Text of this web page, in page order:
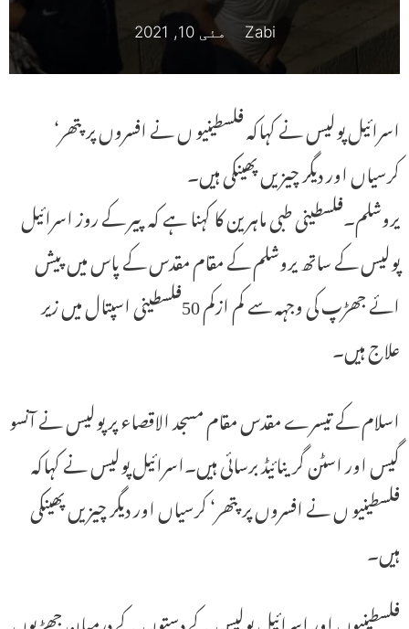
Zabi مئی 10, 2021
اسرائیل پولیس نے کہاکہ فلسطینیو ں نے افسروں پر پتھر‘
کرسیاں اور دیگر چیزیں پھینکی ہیں۔
یروشلم۔فلسطینی طبی ماہرین کا کہنا ہے کہ پیر کے روز اسرائیل
پولیس کے ساتھ یروشلم کے مقام مقدس کے پاس میں پیش
ائے جھڑپ کی وجہہ سے کم ازکم 50فلسطینی اسپتال میں زیر
علاج ہیں۔
اسلام کے تیسرے مقدس مقام مسجد الاقصاء پر پولیس نے آنسو
گیس اور اسٹن گرینائیڈ برسائی ہیں۔اسرائیل پولیس نے کہاکہ
فلسطینیو ں نے افسروں پر پتھر‘ کرسیاں اور دیگر چیزیں پھینکی
ہیں۔